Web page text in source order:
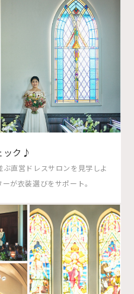
ック♪
直営ドレスサロンを見学しよ
が衣装選びをサポート。